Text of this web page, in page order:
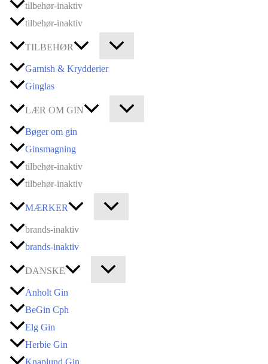
tilbehør-inaktiv
tilbehør-inaktiv
TILBEHØR
Garnish & Krydderier
Ginglas
LÆR OM GIN
Bøger om gin
Ginsmagning
tilbehør-inaktiv
tilbehør-inaktiv
MÆRKER
brands-inaktiv
brands-inaktiv
DANSKE
Anholt Gin
BeGin Cph
Elg Gin
Herbie Gin